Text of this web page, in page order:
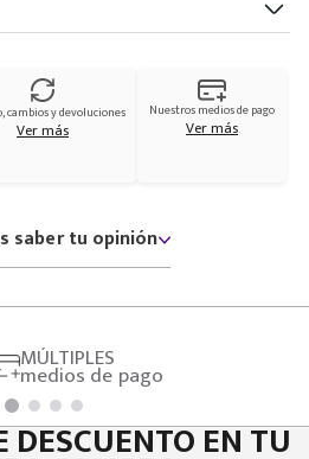
cambios y devoluciones
Ver más
Nuestros medios de pago
Ver más
saber tu opinión
MÚLTIPLES
medios de pago
DESCUENTO EN TU